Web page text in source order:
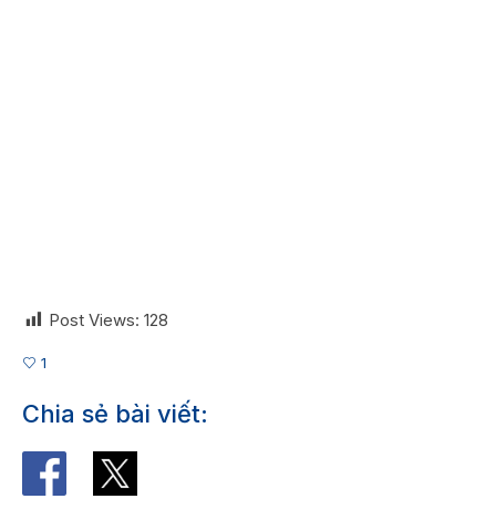
Post Views: 128
1
Chia sẻ bài viết: